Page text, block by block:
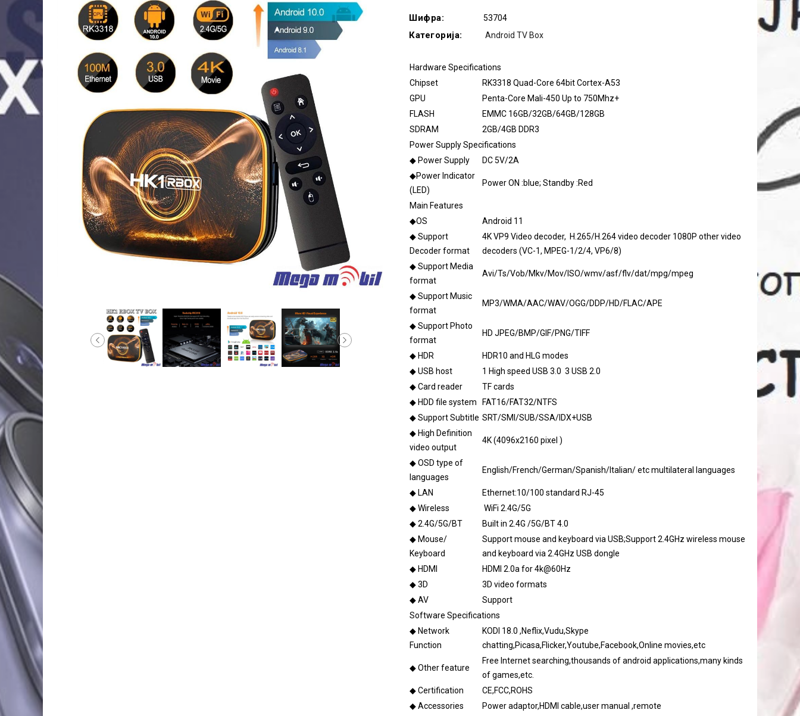
Шифра: 53704
Категорија: Android TV Box
Hardware Specifications
Chipset
RK3318 Quad-Core 64bit Cortex-A53
GPU
Penta-Core Mali-450 Up to 750Mhz+
FLASH
EMMC 16GB/32GB/64GB/128GB
SDRAM
2GB/4GB DDR3
Power Supply Specifications
◆ Power Supply
DC 5V/2A
◆Power Indicator
(LED)
Power ON :blue; Standby :Red
Main Features
◆OS
Android 11
◆ Support
Decoder format
4K VP9 Video decoder, H.265/H.264 video decoder 1080P other video
decoders (VC-1, MPEG-1/2/4, VP6/8)
◆ Support Media
format
Avi/Ts/Vob/Mkv/Mov/ISO/wmv/asf/flv/dat/mpg/mpeg
◆ Support Music
format
MP3/WMA/AAC/WAV/OGG/DDP/HD/FLAC/APE
◆ Support Photo
format
HD JPEG/BMP/GIF/PNG/TIFF
◆ HDR
HDR10 and HLG modes
◆ USB host
1 High speed USB 3.0 3 USB 2.0
◆ Card reader
TF cards
◆ HDD file system
FAT16/FAT32/NTFS
◆ Support Subtitle SRT/SMI/SUB/SSA/IDX+USB
◆ High Definition
video output
4K (4096x2160 pixel )
◆ OSD type of
languages
English/French/German/Spanish/Italian/ etc multilateral languages
◆ LAN
Ethernet:10/100 standard RJ-45
◆ Wireless
WiFi 2.4G/5G
◆ 2.4G/5G/BT
Built in 2.4G /5G/BT 4.0
◆ Mouse/
Keyboard
Support mouse and keyboard via USB;Support 2.4GHz wireless mouse
and keyboard via 2.4GHz USB dongle
◆ HDMI
HDMI 2.0a for 4k@60Hz
◆ 3D
3D video formats
◆ AV
Support
Software Specifications
◆ Network
Function
KODI 18.0 ,Neflix,Vudu,Skype
chatting,Picasa,Flicker,Youtube,Facebook,Online movies,etc
◆ Other feature
Free Internet searching,thousands of android applications,many kinds
of games,etc.
◆ Certification
CE,FCC,ROHS
◆ Accessories
Power adaptor,HDMI cable,user manual ,remote